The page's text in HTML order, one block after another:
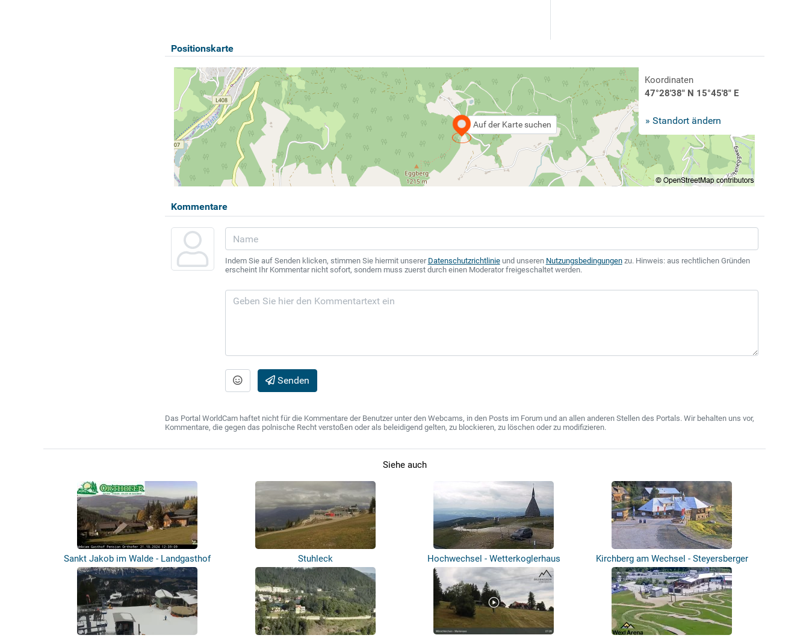
Positionskarte
Auf der Karte suchen
Koordinaten
47°28'38" N 15°45'8" E
» Standort ändern
Kommentare
Indem Sie auf Senden klicken, stimmen Sie hiermit unserer Datenschutzrichtlinieund unseren Nutzungsbedingungenzu. Hinweis: aus rechtlichen Gründen
erscheint Ihr Kommentar nicht sofort, sondern muss zuerst durch einen Moderator freigeschaltet werden.
Senden
Das Portal WorldCam haftet nicht für die Kommentare der Benutzer unter den Webcams, in den Posts im Forum und an allen anderen Stellen des Portals. Wir behalten uns vor,
Kommentare, die gegen das polnische Recht verstoßen oder als beleidigend gelten, zu blockieren, zu löschen oder zu modifizieren.
Siehe auch
Sankt Jakob im Walde - Landgasthof
Ortho...
Stuhleck Hochwechsel - Wetterkoglerhaus
Kirchberg am Wechsel - Steyersberger
Sch...